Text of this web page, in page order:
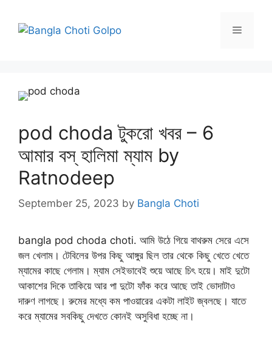
content
Menu
pod choda টুকরো খবর – 6
আমার বস্ হালিমা ম্যাম by
Ratnodeep
September 25, 2023 by Bangla Choti
bangla pod choda choti. আমি উঠে গিয়ে বাথরুম সেরে এসে
জল খেলাম। টেবিলের উপর কিছু আঙ্গুর ছিল তার থেকে কিছু খেতে খেতে
ম্যামের কাছে গেলাম। ম্যাম সেইভাবেই শুয়ে আছে চিৎ হয়ে। মাই দুটো
আকাশের দিকে তাকিয়ে আর পা দুটো ফাঁক করে আছে তাই ভোদাটাও
দারুণ লাগছে। রুমের মধ্যে কম পাওয়ারের একটা লাইট জ্বলছে। যাতে
করে ম্যামের সবকিছু দেখতে কোনই অসুবিধা হচ্ছে না।